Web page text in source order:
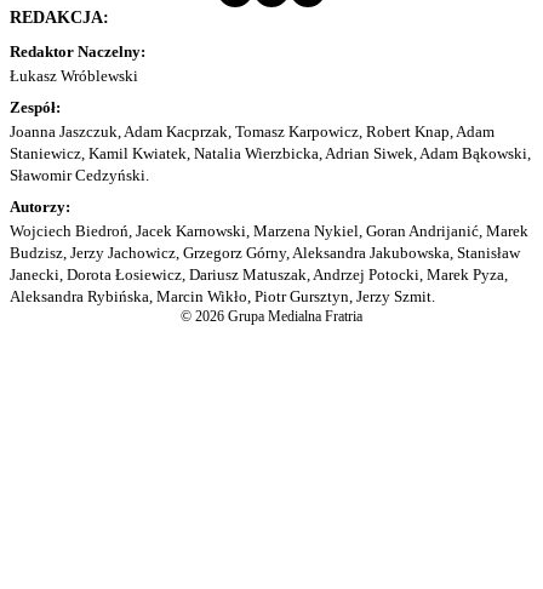
REDAKCJA:
Redaktor Naczelny:
Łukasz Wróblewski
Zespół:
Joanna Jaszczuk, Adam Kacprzak, Tomasz Karpowicz, Robert Knap, Adam
Staniewicz, Kamil Kwiatek, Natalia Wierzbicka, Adrian Siwek, Adam Bąkowski,
Sławomir Cedzyński.
Autorzy:
Wojciech Biedroń, Jacek Karnowski, Marzena Nykiel, Goran Andrijanić, Marek
Budzisz, Jerzy Jachowicz, Grzegorz Górny, Aleksandra Jakubowska, Stanisław
Janecki, Dorota Łosiewicz, Dariusz Matuszak, Andrzej Potocki, Marek Pyza,
Aleksandra Rybińska, Marcin Wikło, Piotr Gursztyn, Jerzy Szmit.
© 2026 Grupa Medialna Fratria